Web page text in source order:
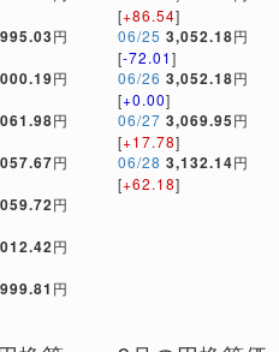
円
円
円
円
円
円
円
[+86.54]
06/25 3,052.18円
[-72.01]
06/26 3,052.18円
[+0.00]
06/27 3,069.95円
[+17.78]
06/28 3,132.14円
[+62.18]